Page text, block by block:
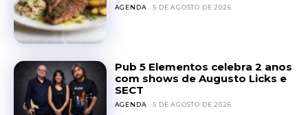
AGENDA 5 DE AGOSTO DE 2026
Pub 5 Elementos celebra 2 anos
com shows de Augusto Licks e
SECT
AGENDA 5 DE AGOSTO DE 2026